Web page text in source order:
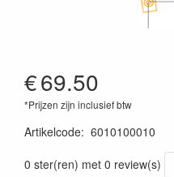
€69.50
*Prijzen zijn inclusief btw
Artikelcode: 6010100010
0 ster(ren) met 0 review(s)